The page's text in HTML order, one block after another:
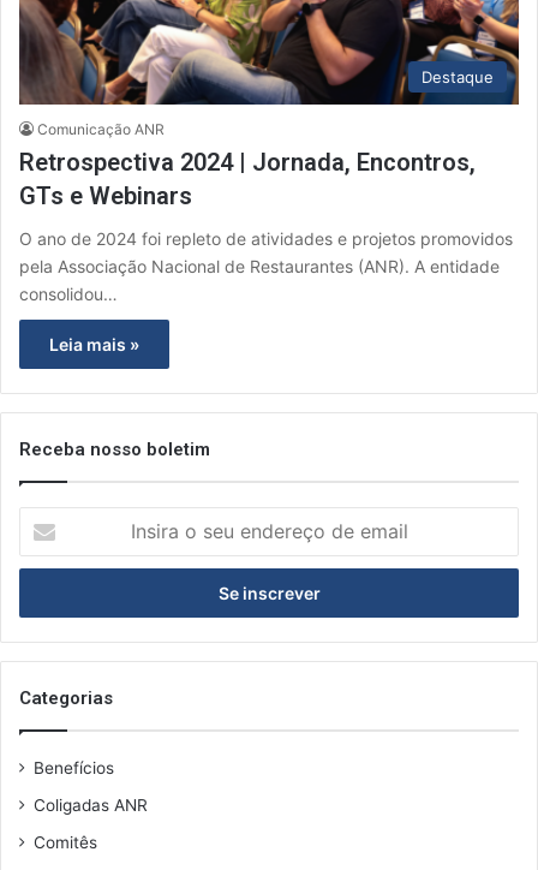
Destaque
Comunicação ANR
Retrospectiva 2024 | Jornada, Encontros,
GTs e Webinars
O ano de 2024 foi repleto de atividades e projetos promovidos
pela Associação Nacional de Restaurantes (ANR). A entidade
consolidou…
Leia mais »
Receba nosso boletim
s
r
a
s
e
n
e
Categorias
Benefícios
Coligadas ANR
Comitês